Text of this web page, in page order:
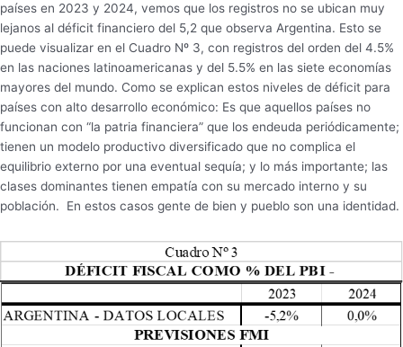
países en 2023 y 2024, vemos que los registros no se ubican muy
lejanos al déficit financiero del 5,2 que observa Argentina. Esto se
puede visualizar en el Cuadro Nº 3, con registros del orden del 4.5%
en las naciones latinoamericanas y del 5.5% en las siete economías
mayores del mundo. Como se explican estos niveles de déficit para
países con alto desarrollo económico: Es que aquellos países no
funcionan con “la patria financiera” que los endeuda periódicamente;
tienen un modelo productivo diversificado que no complica el
equilibrio externo por una eventual sequía; y lo más importante; las
clases dominantes tienen empatía con su mercado interno y su
población. En estos casos gente de bien y pueblo son una identidad.